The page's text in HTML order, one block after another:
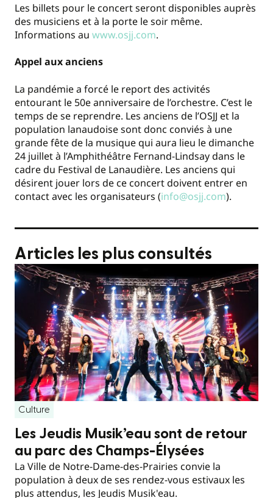
Les billets pour le concert seront disponibles auprès
des musiciens et à la porte le soir même.
Informations au www.osjj.com.
Appel aux anciens
La pandémie a forcé le report des activités
entourant le 50e anniversaire de l’orchestre. C’est le
temps de se reprendre. Les anciens de l’OSJJ et la
population lanaudoise sont donc conviés à une
grande fête de la musique qui aura lieu le dimanche
24 juillet à l’Amphithéâtre Fernand-Lindsay dans le
cadre du Festival de Lanaudière. Les anciens qui
désirent jouer lors de ce concert doivent entrer en
contact avec les organisateurs (info@osjj.com).
Articles les plus consultés
Culture
Les Jeudis Musik’eau sont de retour
au parc des Champs-Élysées
La Ville de Notre-Dame-des-Prairies convie la
population à deux de ses rendez-vous estivaux les
plus attendus, les Jeudis Musik'eau.